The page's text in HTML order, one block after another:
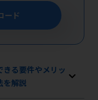
ード
る要件やメリッ
を解説